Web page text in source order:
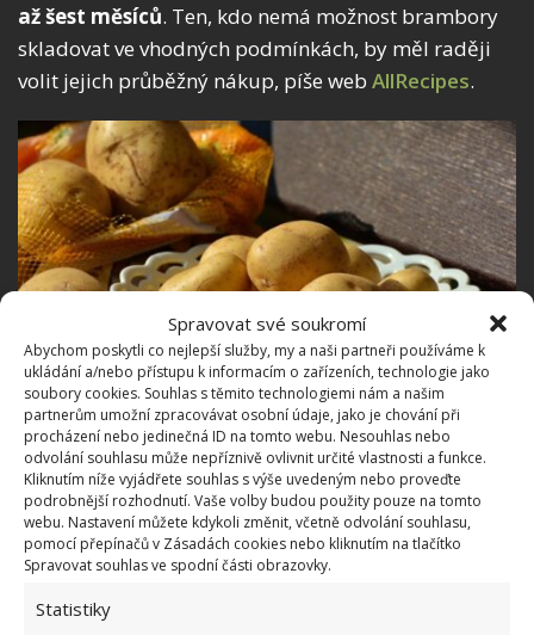
Spravovat své soukromí
Abychom poskytli co nejlepší služby, my a naši partneři používáme k
ukládání a/nebo přístupu k informacím o zařízeních, technologie jako
soubory cookies. Souhlas s těmito technologiemi nám a našim
partnerům umožní zpracovávat osobní údaje, jako je chování při
procházení nebo jedinečná ID na tomto webu. Nesouhlas nebo
odvolání souhlasu může nepříznivě ovlivnit určité vlastnosti a funkce.
Kliknutím níže vyjádřete souhlas s výše uvedeným nebo proveďte
podrobnější rozhodnutí. Vaše volby budou použity pouze na tomto
webu. Nastavení můžete kdykoli změnit, včetně odvolání souhlasu,
pomocí přepínačů v Zásadách cookies nebo kliknutím na tlačítko
Spravovat souhlas ve spodní části obrazovky.
Statistiky
až šest měsíců. Ten, kdo nemá možnost brambory
skladovat ve vhodných podmínkách, by měl raději
volit jejich průběžný nákup, píše web AllRecipes.
Fotografie: Pixabay
Brambory neukládejte ani do ledničky – teplota pod
5 °C způsobí, že se škrob začne měnit na cukr, jak
uvádí webTheSpruceEats. Na BydlímeÚtulně jsme
pro vás také sepsali, jak by se měly